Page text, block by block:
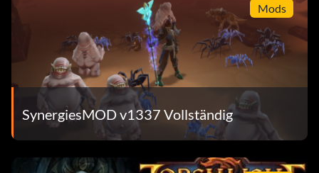
Mods
SynergiesMOD v1337 Vollständig